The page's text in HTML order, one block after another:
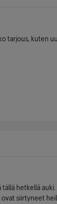
tarjous, kuten
hetkellä
siirtyneet